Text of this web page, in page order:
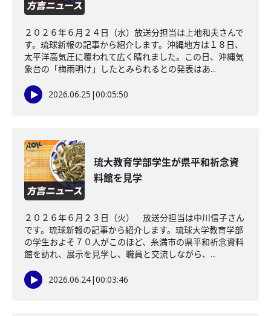
２０２６年６月２４日（水）放送分担当は上地和夫さんで
す。琉球新報の記事から紹介します。沖縄地方は１８日、
太平洋高気圧に覆われて広く晴れました。この日、沖縄気
象台の「梅雨明け」したとみられるとの発表はあ...
2026.06.25 |00:05:50
琉大教育学部学生が県平和祈念資
料館を見学
２０２６年６月２３日（火） 放送分担当は中川信子さん
です。琉球新報の記事から紹介します。琉球大学教育学部
の学生およそ７０人がこのほど、糸満市の県平和祈念資料
館を訪れ、展示を見学し、職員と交流しながら、...
2026.06.24|00:03:46